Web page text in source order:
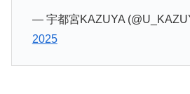
— 宇都宮KAZUYA
2025